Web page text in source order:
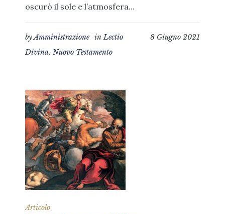
oscurò il sole e l’atmosfera...
8 Giugno 2021
byAmministrazione inLectio
Divina, Nuovo Testamento
Articolo